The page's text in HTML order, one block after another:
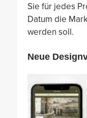
Sie für jedes
Datum die
werden soll.
Neue